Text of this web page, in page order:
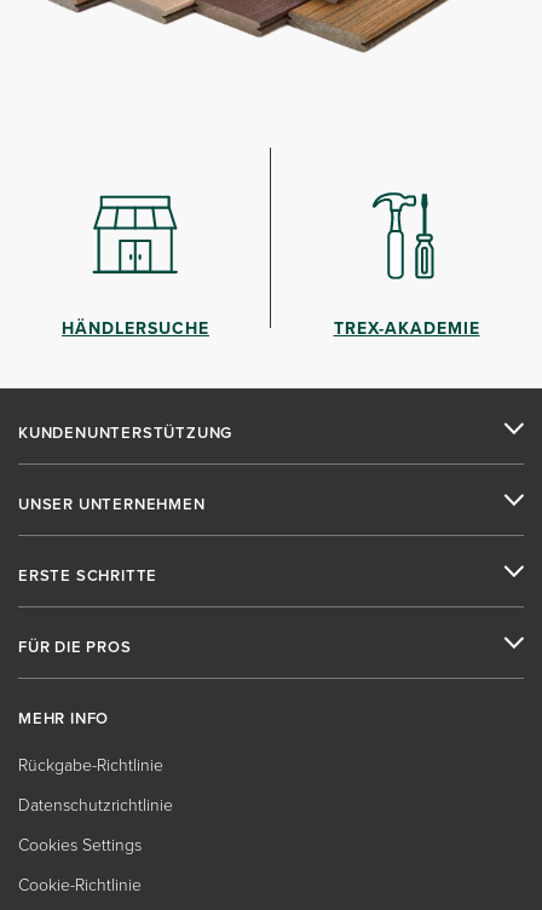
HÄNDLERSUCHE TREX-AKADEMIE
KUNDENUNTERSTÜTZUNG
UNSER UNTERNEHMEN
ERSTE SCHRITTE
FÜR DIE PROS
MEHR INFO
Rückgabe-Richtlinie
Datenschutzrichtlinie
Cookies Settings
Cookie-Richtlinie